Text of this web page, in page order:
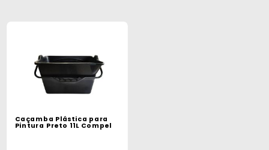
Caçamba Plástica para
Pintura Preto 11L Compel